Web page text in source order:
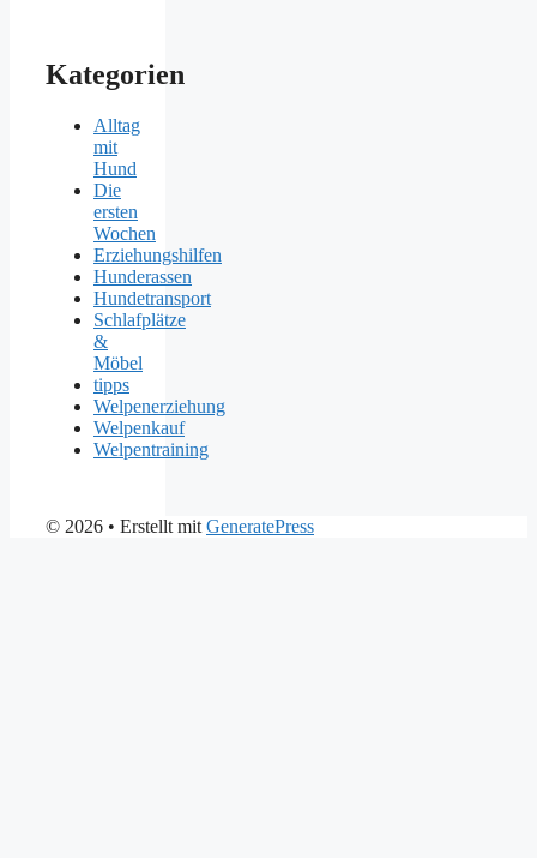
Kategorien
Alltag
mit
Hund
Die
ersten
Wochen
Erziehungshilfen
Hunderassen
Hundetransport
Schlafplätze
&
Möbel
tipps
Welpenerziehung
Welpenkauf
Welpentraining
© 2026 • Erstellt mit GeneratePress